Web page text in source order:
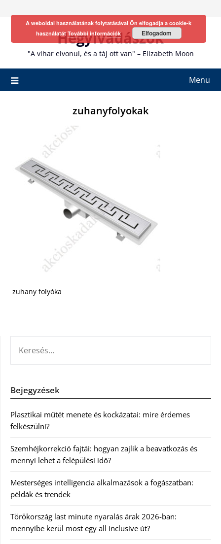
Hegyivadászok
"A vihar elvonul, és a táj ott van" – Elizabeth Moon
Menu
zuhanyfolyokak
zuhany folyóka
Bejegyzések
Plasztikai műtét menete és kockázatai: mire érdemes
felkészülni?
Szemhéjkorrekció fajtái: hogyan zajlik a beavatkozás és
mennyi lehet a felépülési idő?
Mesterséges intelligencia alkalmazások a fogászatban:
példák és trendek
Törökország last minute nyaralás árak 2026-ban:
mennyibe kerül most egy all inclusive út?
A weboldal használatának folytatásával Ön elfogadja a cookie-k
használatátTovábbi információk Elfogadom